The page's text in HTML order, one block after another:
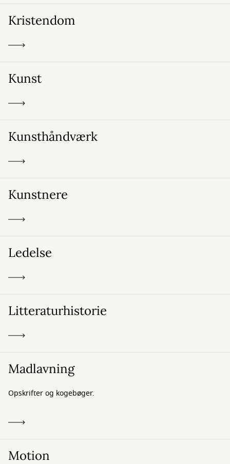
Kristendom
Kunst
Kunsthåndværk
Kunstnere
Ledelse
Litteraturhistorie
Madlavning
Opskrifter og kogebøger.
Motion